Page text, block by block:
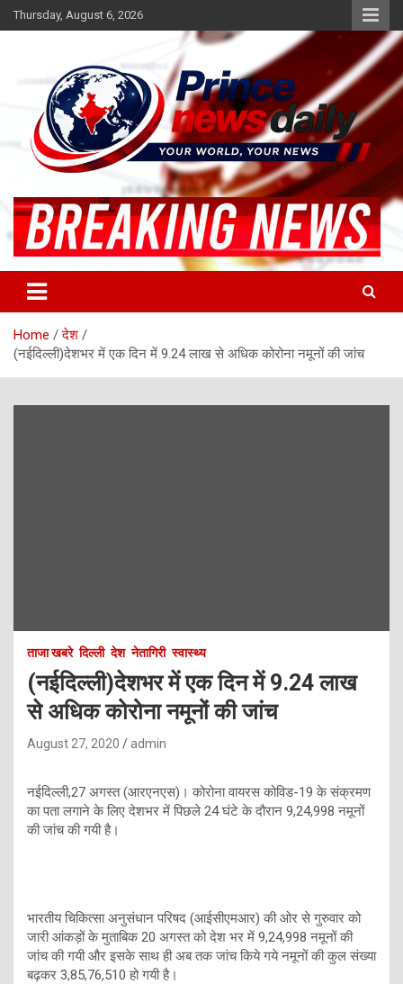
Skip
to
Thursday, August 6, 2026
Princenews Daily
Home
देश
(नईदिल्ली)देशभर में एक दिन में 9.24 लाख से अधिक कोरोना नमूनों की जांच
ताजा खबरे दिल्ली देश नेतागिरी स्वास्थ्य
(नईदिल्ली)देशभर में एक दिन में 9.24 लाख
से अधिक कोरोना नमूनों की जांच
August 27, 2020 admin
नईदिल्ली,27 अगस्त (आरएनएस)। कोरोना वायरस कोविड-19 के संक्रमण
का पता लगाने के लिए देशभर में पिछले 24 घंटे के दौरान 9,24,998 नमूनों
की जांच की गयी है।
भारतीय चिकित्सा अनुसंधान परिषद (आईसीएमआर) की ओर से गुरुवार को
जारी आंकड़ों के मुताबिक 20 अगस्त को देश भर में 9,24,998 नमूनों की
जांच की गयी और इसके साथ ही अब तक जांच किये गये नमूनों की कुल संख्या
बढ़कर 3,85,76,510 हो गयी है।